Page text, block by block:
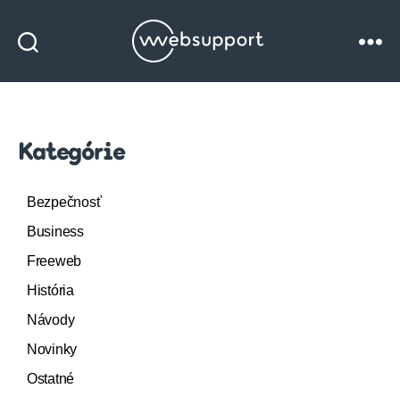
Websupport
Kategórie
Bezpečnosť
Business
Freeweb
História
Návody
Novinky
Ostatné